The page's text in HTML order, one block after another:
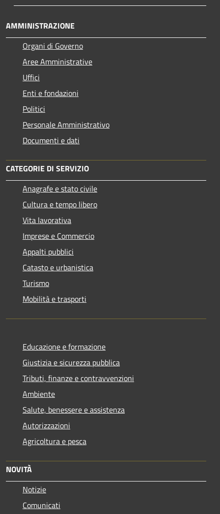
AMMINISTRAZIONE
Organi di Governo
Aree Amministrative
Uffici
Enti e fondazioni
Politici
Personale Amministrativo
Documenti e dati
CATEGORIE DI SERVIZIO
Anagrafe e stato civile
Cultura e tempo libero
Vita lavorativa
Imprese e Commercio
Appalti pubblici
Catasto e urbanistica
Turismo
Mobilità e trasporti
Educazione e formazione
Giustizia e sicurezza pubblica
Tributi, finanze e contravvenzioni
Ambiente
Salute, benessere e assistenza
Autorizzazioni
Agricoltura e pesca
NOVITÀ
Notizie
Comunicati